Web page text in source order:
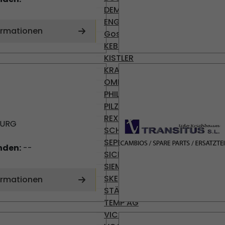
DEMAG
ENGEL
Gossen
KEBA
KISTLER
KRAUSS-MAFFEI
OMRON
PHILIPS
PILZ
REXROTH
SCHROFF
SEPRO
SICK
SIEMENS
SKE
STÄUBLI
TEMP AG
VICKERS
--